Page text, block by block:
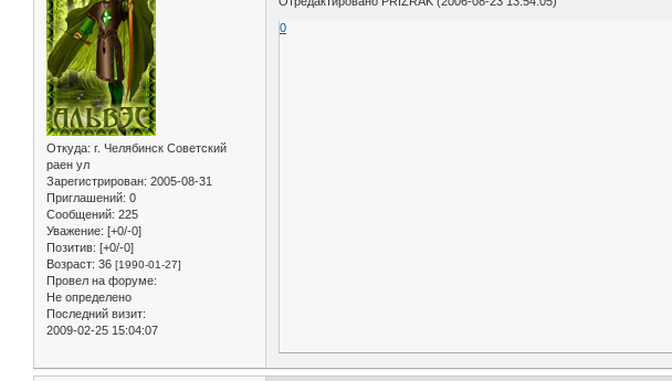
Откуда: г. Челябинск Советский
раен ул
Зарегистрирован: 2005-08-31
Приглашений: 0
Сообщений: 225
Уважение: [+0/-0]
Позитив: [+0/-0]
Возраст: 36 [1990-01-27]
Провел на форуме:
Не определено
Последний визит:
2009-02-25 15:04:07
0